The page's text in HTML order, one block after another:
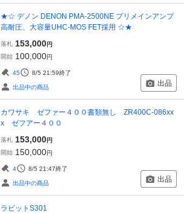
★☆ デノン DENON PMA-2500NE プリメインアンプ
高耐圧、大容量UHC-MOS FET採用 ☆★
落札 153,000円
開始 100,000円
45 8/5 21:59終了
出品中の商品 出品
カワサキ ゼファー４００書類無し ZR400C-086xx
x ゼフアー４００
落札 153,000円
開始 150,000円
4 8/5 21:47終了
出品中の商品 出品
ラビットS301